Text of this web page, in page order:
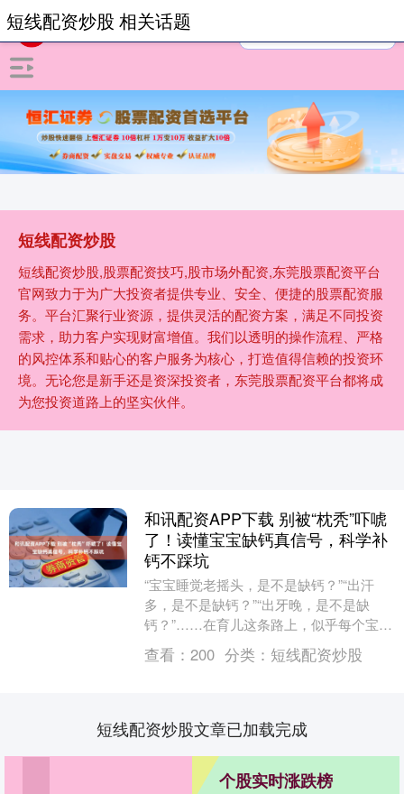
短线配资炒股
短线配资炒股,股票配资技巧,股市场外配资,东莞股票配资平台
官网致力于为广大投资者提供专业、安全、便捷的股票配资服
务。平台汇聚行业资源，提供灵活的配资方案，满足不同投资
需求，助力客户实现财富增值。我们以透明的操作流程、严格
的风控体系和贴心的客户服务为核心，打造值得信赖的投资环
境。无论您是新手还是资深投资者，东莞股票配资平台都将成
为您投资道路上的坚实伙伴。
短线配资炒股 相关话题
和讯配资APP下载 别被“枕秃”吓唬
了！读懂宝宝缺钙真信号，科学补
钙不踩坑
“宝宝睡觉老摇头，是不是缺钙？”“出汗
多，是不是缺钙？”“出牙晚，是不是缺
钙？”……在育儿这条路上，似乎每个宝宝
都“难逃”缺钙的怀疑。看着网上铺天盖地
的“缺钙症....
查看： 200 分类： 短线配资炒股
短线配资炒股文章已加载完成
个股实时涨跌榜